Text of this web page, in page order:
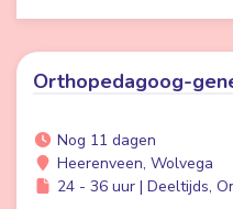
Orthopedagoog-
Nog 11 dagen
Heerenveen, Wolvega
24 - 36 uur | Deeltijds,